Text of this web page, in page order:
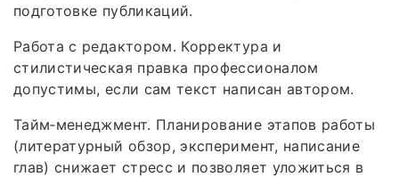
подготовке публикаций.
Работа с редактором. Корректура и
стилистическая правка профессионалом
допустимы, если сам текст написан автором.
Тайм‑менеджмент. Планирование этапов работы
(литературный обзор, эксперимент, написание
глав) снижает стресс и позволяет уложиться в